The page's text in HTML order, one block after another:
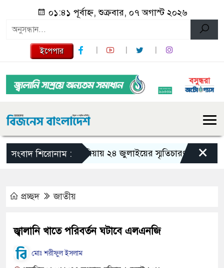
০১:৪১ পূর্বাহ্ন, শুক্রবার, ০৭ অগাস্ট ২০২৬
ইপেপার
সংবাদ শিরোনাম :গজারিয়ায় ২৪ জুলাইয়ের স্মৃতিচারণ: গুমের ভয়াবহ
×
প্রচ্ছদ জাতীয়
জ্বালানি খাতে পরিবর্তন ঘটাবে এলএনজি
মোঃ শরীফুল ইসলাম